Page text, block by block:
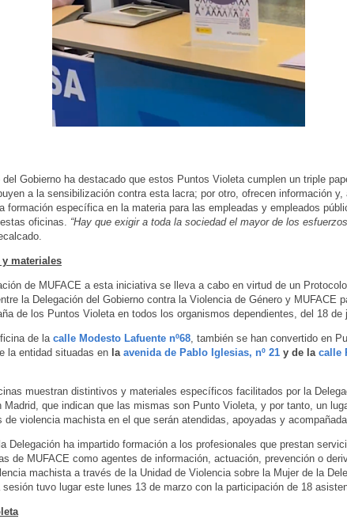
del Gobierno ha destacado que estos Puntos Violeta cumplen un triple
a la sensibilización contra esta lacra; por otro, ofrecen información y,
formación específica en la materia para las empleadas y empleados
oficinas. “Hay que exigir a toda la sociedad el mayor de los
materiales
de MUFACE a esta iniciativa se lleva a cabo en virtud de un
la Delegación del Gobierno contra la Violencia de Género y MUFACE
de los Puntos Violeta en todos los organismos dependientes, del 18 de
de la calle Modesto Lafuente nº68, también se han convertido en
la entidad situadas en la avenida de Pablo Iglesias, nº 21 y de la calle
muestran distintivos y materiales específicos facilitados por la
Madrid, que indican que las mismas son Punto Violeta, y por tanto, un
de violencia machista en el que serán atendidas, apoyadas y
Delegación ha impartido formación a los profesionales que prestan
de MUFACE como agentes de información, actuación, prevención o
machista a través de la Unidad de Violencia sobre la Mujer de la
tuvo lugar este lunes 13 de marzo con la participación de 18